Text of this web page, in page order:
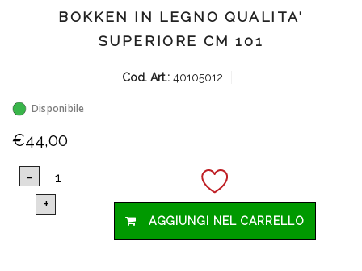
BOKKEN IN LEGNO QUALITA'
SUPERIORE CM 101
Cod. Art.: 40105012
Disponibile
€44,00
AGGIUNGI NEL CARRELLO